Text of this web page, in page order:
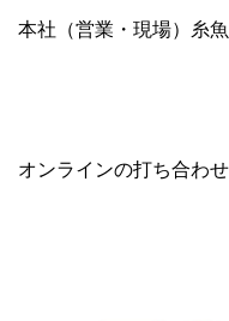
本社（営業・現場）糸
オンラインの打ち合わ